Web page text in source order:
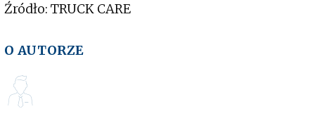
Źródło: TRUCK CARE
O AUTORZE